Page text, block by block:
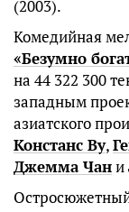
(2003).
Комедийная
«Безумно
на 44 322 300
западным
азиатского
Констанс Ву,
Джемма Чани